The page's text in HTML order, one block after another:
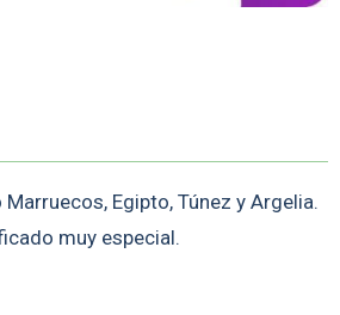
Egipto, Túnez y Argelia.
muy especial.